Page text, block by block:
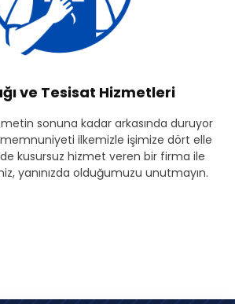
ve Tesisat Hizmetleri
sonuna kadar arkasında duruyor
ilkemizle işimize dört elle
kusursuz hizmet veren bir firma ile
yanınızda olduğumuzu unutmayın.